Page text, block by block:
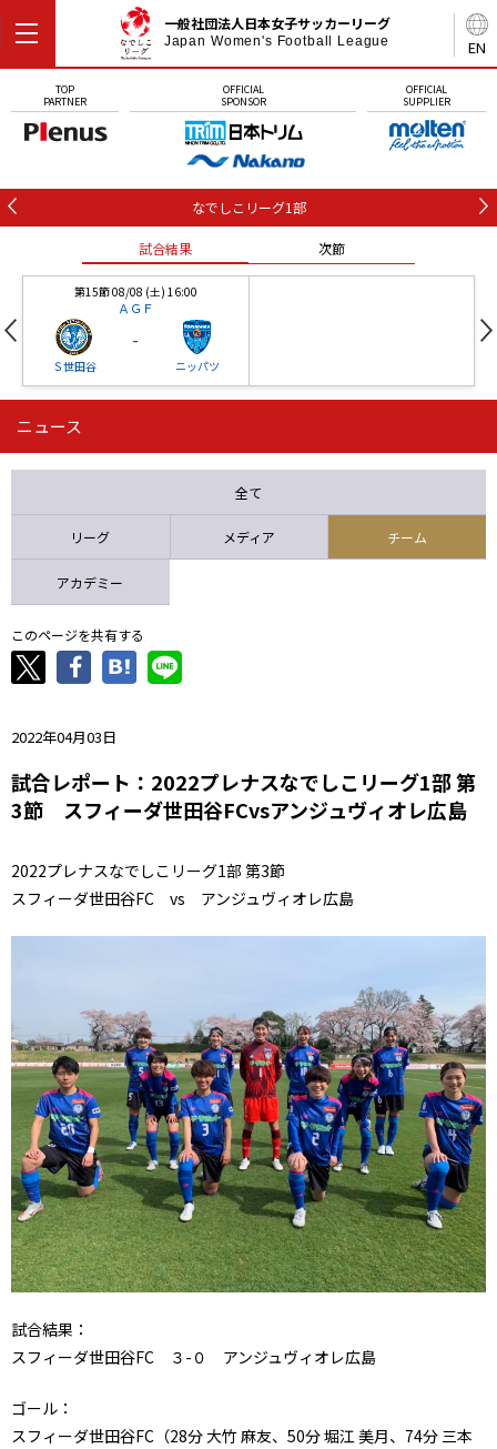
EN
一般社団法人日本女子サッカーリーグ
Japan Women's Football League
TOP
PARTNER
OFFICIAL
SPONSOR
OFFICIAL
SUPPLIER
なでしこリーグ1部
試合結果 次節
第15節 08/08 (土) 16:00
ＡＧＦ
Ｓ世田谷
-
ニッパツ
第16節 09/05 (土) 15:00
ニッパツ 石人の星
ニュース
全て
リーグ メディア チーム
アカデミー
このページを共有する
2022年04月03日
試合レポート：2022プレナスなでしこリーグ1部 第
3節 スフィーダ世田谷FCvsアンジュヴィオレ広島
2022プレナスなでしこリーグ1部 第3節
スフィーダ世田谷FC vs アンジュヴィオレ広島
試合結果：
スフィーダ世田谷FC ３-０ アンジュヴィオレ広島
ゴール：
スフィーダ世田谷FC（28分 大竹 麻友、50分 堀江 美月、74分 三本